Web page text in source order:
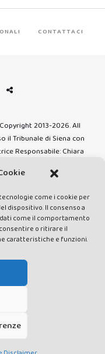
come i cookie per
dispositivo. Il consenso a
come il comportamento
o ritirare il
caratteristiche e funzioni.
CONTATTACI
2013-2026. All
il Tribunale di Siena con
Responsabile: Chiara
–
degli Operatori di
24/03/2014